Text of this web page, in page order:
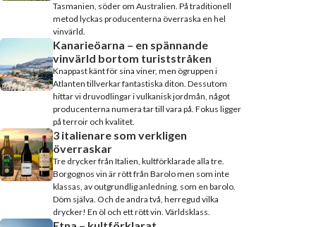
Tasmanien, söder om Australien. På traditionell
metod lyckas producenterna överraska en hel
vinvärld.
Kanarieöarna – en spännande
vinvärld bortom turiststråken
Knappast känt för sina viner, men ögruppen i
Atlanten tillverkar fantastiska diton. Dessutom
hittar vi druvodlingar i vulkanisk jordmån, något
producenterna numera tar till vara på. Fokus ligger
på terroir och kvalitet.
3 italienare som verkligen
överraskar
Tre drycker från Italien, kultförklarade alla tre.
Borgognos vin är rött från Barolo men som inte
klassas, av outgrundlig anledning, som en barolo.
Döm själva. Och de andra två, herregud vilka
drycker! En öl och ett rött vin. Världsklass.